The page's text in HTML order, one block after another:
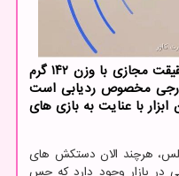
به گزارش اسمارت کاور، دستکش حقیقت مجازی با وزن ۱۴۲ گرم
مخصوص ردیابی است
با عنایت به بازی های
هرچند الان دستکش های
در بازار وجود دارد که حس